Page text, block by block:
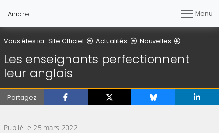
Aniche Menu
Vous êtes ici : Site Officiel Actualités Nouvelles
Les enseignants perfectionnent
leur anglais
Partagez
Publié le 25 mars 2022